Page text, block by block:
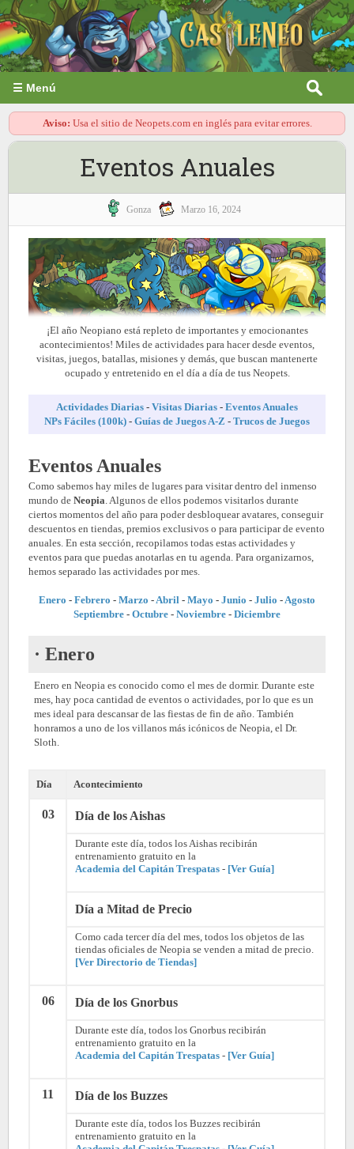
☰ Menú
Aviso: Usa el sitio de Neopets.com en inglés para evitar errores.
Eventos Anuales
Gonza Marzo 16, 2024
¡El año Neopiano está repleto de importantes y emocionantes
acontecimientos! Miles de actividades para hacer desde eventos,
visitas, juegos, batallas, misiones y demás, que buscan mantenerte
ocupado y entretenido en el día a día de tus Neopets.
Actividades Diarias - Visitas Diarias - Eventos Anuales
NPs Fáciles (100k) - Guías de Juegos A-Z - Trucos de Juegos
Eventos Anuales
Como sabemos hay miles de lugares para visitar dentro del inmenso
mundo de Neopia . Algunos de ellos podemos visitarlos durante
ciertos momentos del año para poder desbloquear avatares, conseguir
descuentos en tiendas, premios exclusivos o para participar de evento
anuales. En esta sección, recopilamos todas estas actividades y
eventos para que puedas anotarlas en tu agenda. Para organizarnos,
hemos separado las actividades por mes.
Enero - Febrero - Marzo - Abril - Mayo - Junio - Julio - Agosto
Septiembre - Octubre - Noviembre - Diciembre
· Enero
Enero en Neopia es conocido como el mes de dormir. Durante este
mes, hay poca cantidad de eventos o actividades, por lo que es un
mes ideal para descansar de las fiestas de fin de año. También
honramos a uno de los villanos más icónicos de Neopia, el Dr.
Sloth.
Día Acontecimiento
03 Día de los Aishas
Durante este día, todos los Aishas recibirán
entrenamiento gratuito en la
Academia del Capitán Trespatas - [Ver Guía]
Día a Mitad de Precio
Como cada tercer día del mes, todos los objetos de las
tiendas oficiales de Neopia se venden a mitad de precio.
[Ver Directorio de Tiendas]
06 Día de los Gnorbus
Durante este día, todos los Gnorbus recibirán
entrenamiento gratuito en la
Academia del Capitán Trespatas - [Ver Guía]
11 Día de los Buzzes
Durante este día, todos los Buzzes recibirán
entrenamiento gratuito en la